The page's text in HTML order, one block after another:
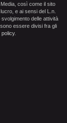
così come il sito
e ai sensi del L.n.
delle attività
essere divisi fra gli
policy.